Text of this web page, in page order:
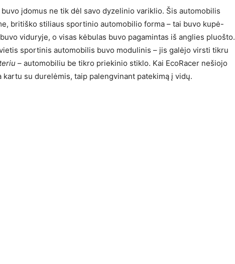
buvo įdomus ne tik dėl savo dyzelinio variklio. Šis automobilis
britiško stiliaus sportinio automobilio forma – tai buvo kupė-
viduryje, o visas kėbulas buvo pagamintas iš anglies pluošto.
sportinis automobilis buvo modulinis – jis galėjo virsti tikru
– automobiliu be tikro priekinio stiklo. Kai EcoRacer nešiojo
kartu su durelėmis, taip palengvinant patekimą į vidų.